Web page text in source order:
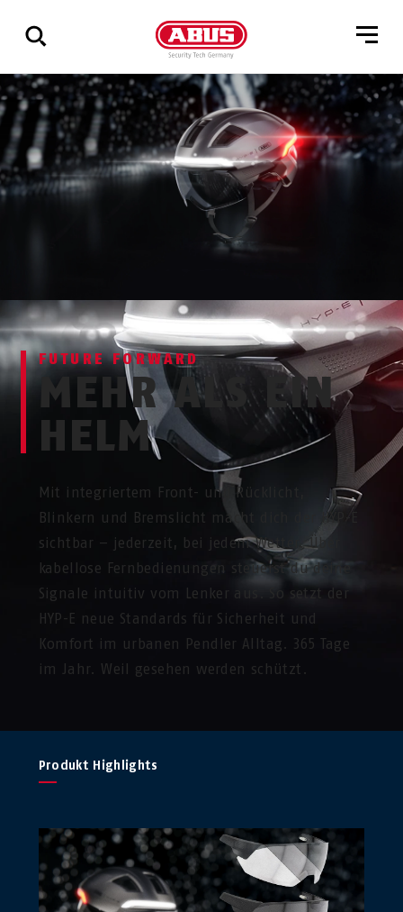
Zeige
alle
Ergebnisse
FUTURE FORWARD
MEHR ALS EIN
HELM
Mit integriertem Front- und Rücklicht,
Blinkern und Bremslicht macht dich der HYP-E
sichtbar – jederzeit, bei jedem Wetter. Über
kabellose Fernbedienungen steuerst du deine
Signale intuitiv vom Lenker aus. So setzt der
HYP-E neue Standards für Sicherheit und
Komfort im urbanen Pendler Alltag. 365 Tage
im Jahr. Weil gesehen werden schützt.
Produkt Highlights